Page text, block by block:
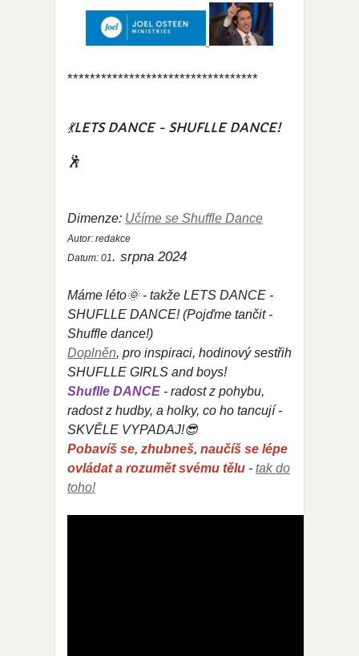
**********************************
💃LETS DANCE - SHUFLLE DANCE!
🕺
Dimenze: Učíme se Shuffle Dance
Autor: redakce
Datum: 01. srpna 2024
Máme léto🌞 - takže LETS DANCE -
SHUFLLE DANCE! (Pojďme tančit -
Shuffle dance!)
Doplněn, pro inspiraci, hodinový sestřih
SHUFLLE GIRLS and boys!
Shuflle DANCE - radost z pohybu,
radost z hudby, a holky, co ho tancují -
SKVĚLE VYPADAJ!😎
Pobavíš se, zhubneš, naučíš se lépe
ovládat a rozumět svému tělu - tak do
toho!